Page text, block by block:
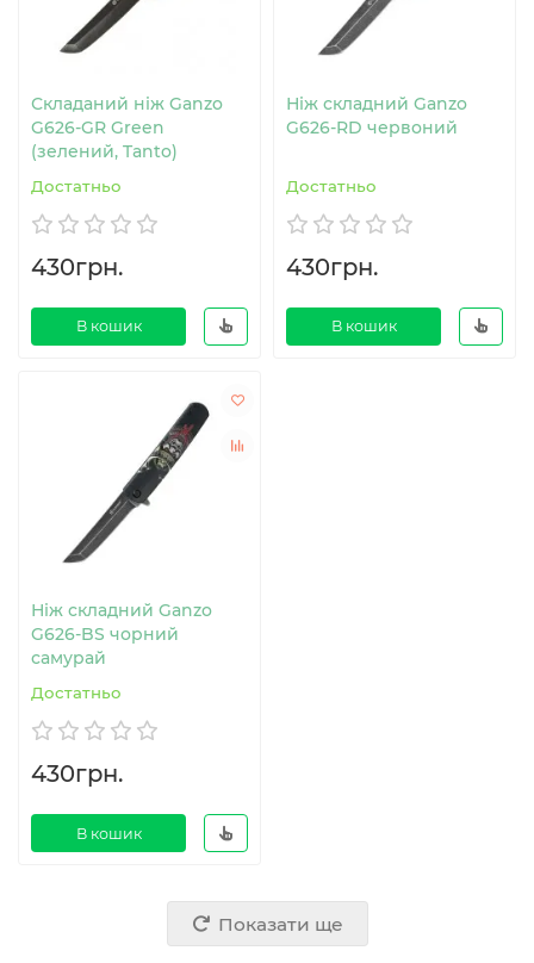
Складаний ніж Ganzo
G626-GR Green
(зелений, Tanto)
Достатньо
430грн.
В кошик
Ніж складний Ganzo
G626-RD червоний
Достатньо
430грн.
В кошик
Ніж складний Ganzo
G626-BS чорний
самурай
Достатньо
430грн.
В кошик
Показати ще